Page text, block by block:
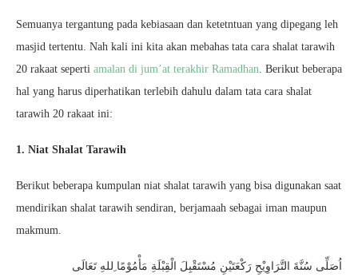
Semuanya tergantung pada kebiasaan dan ketetntuan yang dipegang leh
masjid tertentu. Nah kali ini kita akan mebahas tata cara shalat tarawih
20 rakaat seperti amalan di jum’at terakhir Ramadhan. Berikut beberapa
hal yang harus diperhatikan terlebih dahulu dalam tata cara shalat
tarawih 20 rakaat ini:
1. Niat Shalat Tarawih
Berikut beberapa kumpulan niat shalat tarawih yang bisa digunakan saat
mendirikan shalat tarawih sendiran, berjamaah sebagai iman maupun
makmum.
اُصَلِّى سُنَّةَ التَّرَاوِيْحِ رَكْعَتَيْنِ مُسْتَقْبِلَ الْقِبْلَةِ مَأْمُوْمًا ِللهِ تَعَالَى